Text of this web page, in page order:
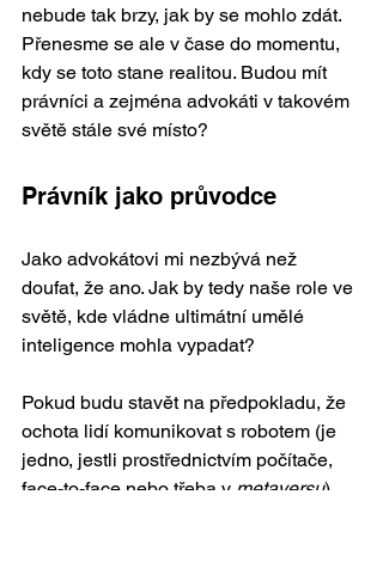
nebude tak brzy, jak by se mohlo zdát.
Přenesme se ale v čase do momentu,
kdy se toto stane realitou. Budou mít
právníci a zejména advokáti v takovém
světě stále své místo?
Právník jako průvodce
Jako advokátovi mi nezbývá než
doufat, že ano. Jak by tedy naše role ve
světě, kde vládne ultimátní umělé
inteligence mohla vypadat?
Pokud budu stavět na předpokladu, že
ochota lidí komunikovat s robotem (je
jedno, jestli prostřednictvím počítače,
face-to-face nebo třeba v metaversu)